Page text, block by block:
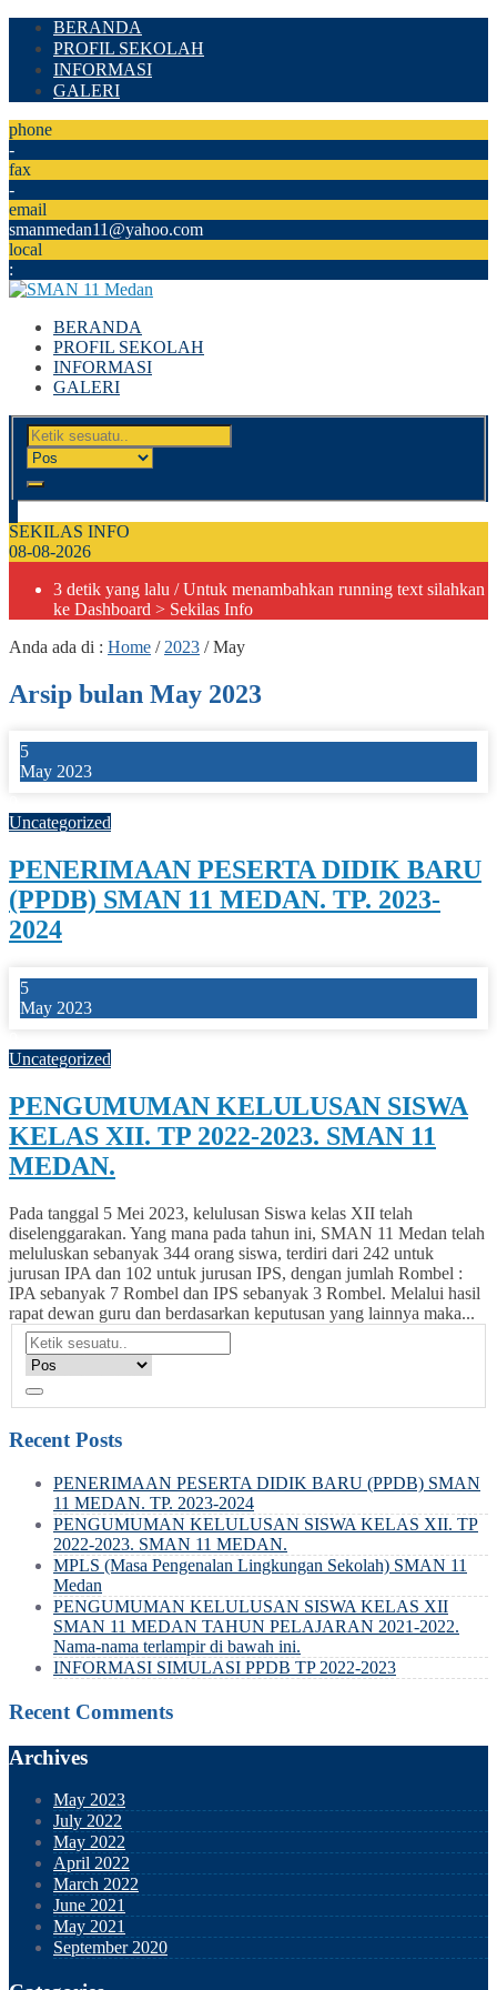
BERANDA
PROFIL SEKOLAH
INFORMASI
GALERI
phone
-
fax
-
email
smanmedan11@yahoo.com
local
:
BERANDA
PROFIL SEKOLAH
INFORMASI
GALERI
SEKILAS INFO
08-08-2026
3 detik yang lalu / Untuk menambahkan running text silahkan
ke Dashboard > Sekilas Info
Anda ada di : Home / 2023 /May
Arsip bulan May 2023
5
May 2023
Uncategorized
PENERIMAAN PESERTA DIDIK BARU
(PPDB) SMAN 11 MEDAN. TP. 2023-
2024
5
May 2023
Uncategorized
PENGUMUMAN KELULUSAN SISWA
KELAS XII. TP 2022-2023. SMAN 11
MEDAN.
Pada tanggal 5 Mei 2023, kelulusan Siswa kelas XII telah
diselenggarakan. Yang mana pada tahun ini, SMAN 11 Medan telah
meluluskan sebanyak 344 orang siswa, terdiri dari 242 untuk
jurusan IPA dan 102 untuk jurusan IPS, dengan jumlah Rombel :
IPA sebanyak 7 Rombel dan IPS sebanyak 3 Rombel. Melalui hasil
rapat dewan guru dan berdasarkan keputusan yang lainnya maka...
Recent Posts
PENERIMAAN PESERTA DIDIK BARU (PPDB) SMAN
11 MEDAN. TP. 2023-2024
PENGUMUMAN KELULUSAN SISWA KELAS XII. TP
2022-2023. SMAN 11 MEDAN.
MPLS (Masa Pengenalan Lingkungan Sekolah) SMAN 11
Medan
PENGUMUMAN KELULUSAN SISWA KELAS XII
SMAN 11 MEDAN TAHUN PELAJARAN 2021-2022.
Nama-nama terlampir di bawah ini.
INFORMASI SIMULASI PPDB TP 2022-2023
Recent Comments
Archives
May 2023
July 2022
May 2022
April 2022
March 2022
June 2021
May 2021
September 2020